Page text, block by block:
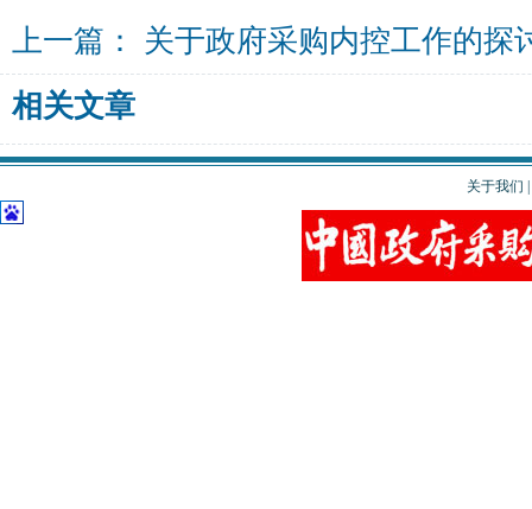
上一篇： 关于政府采购内控工作的探
相关文章
关于我们